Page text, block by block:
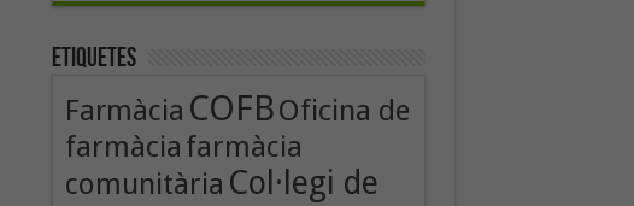
Etiquetes
Farmàcia COFBOficina de
farmàcia farmàcia
comunitària Col·legi de